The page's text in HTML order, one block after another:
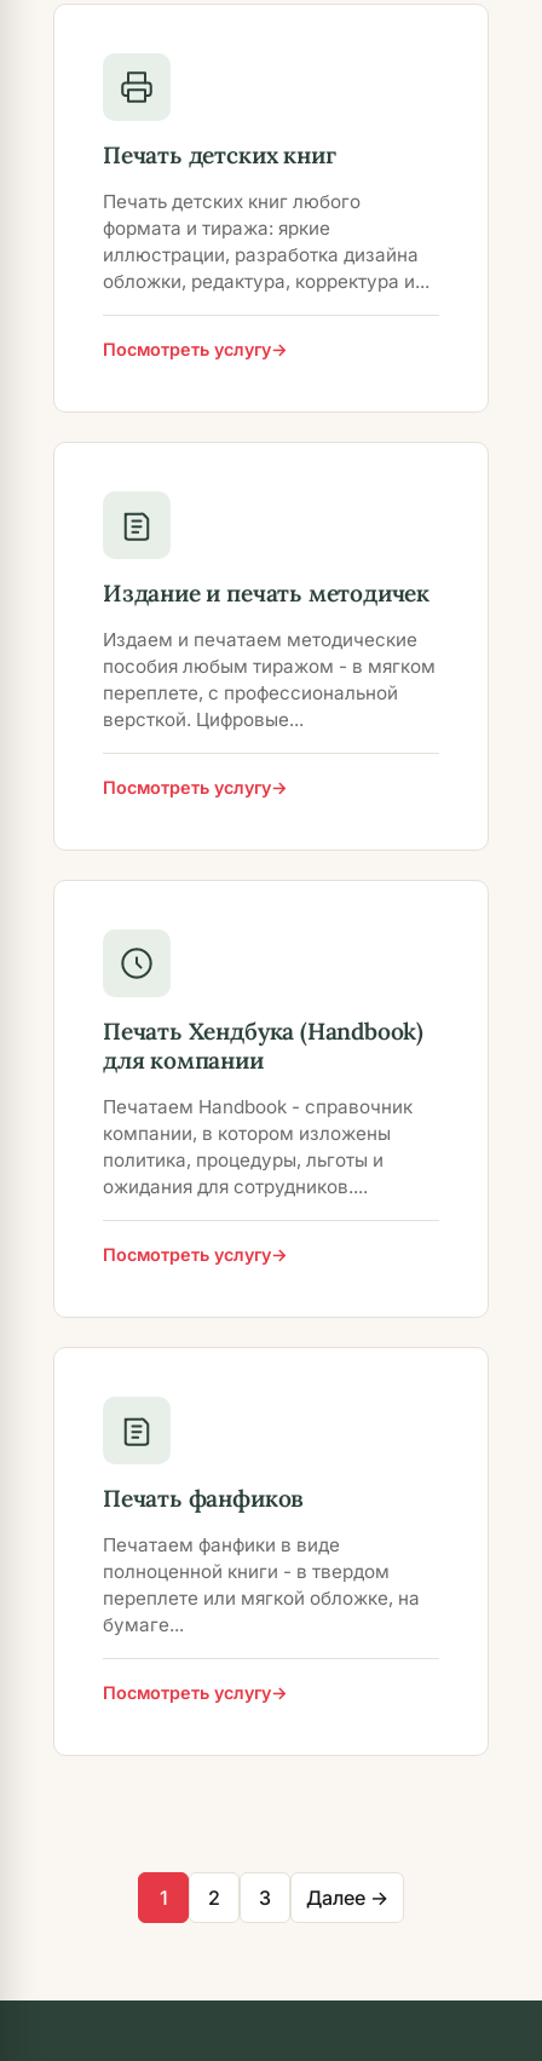
Печать детских книг
Печать детских книг любого
формата и тиража: яркие
иллюстрации, разработка дизайна
обложки, редактура, корректура и...
Посмотреть услугу
Издание и печать методичек
Издаем и печатаем методические
пособия любым тиражом - в мягком
переплете, с профессиональной
версткой. Цифровые...
Посмотреть услугу
Печать Хендбука (Handbook)
для компании
Печатаем Handbook - справочник
компании, в котором изложены
политика, процедуры, льготы и
ожидания для сотрудников....
Посмотреть услугу
Печать фанфиков
Печатаем фанфики в виде
полноценной книги - в твердом
переплете или мягкой обложке, на
бумаге...
Посмотреть услугу
записей
1 2 3 Далее →